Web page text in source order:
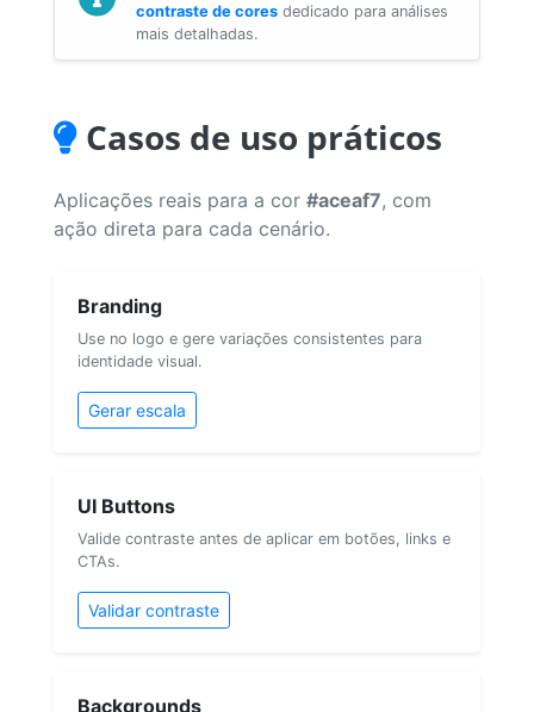
contraste de cores dedicado para análises
mais detalhadas.
Casos de uso práticos
Aplicações reais para a cor #aceaf7, com
ação direta para cada cenário.
Branding
Use no logo e gere variações consistentes para
identidade visual.
Gerar escala
UI Buttons
Valide contraste antes de aplicar em botões, links e
CTAs.
Validar contraste
Backgrounds